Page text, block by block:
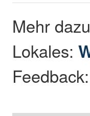
Mehr
Lokales:
Feedback: